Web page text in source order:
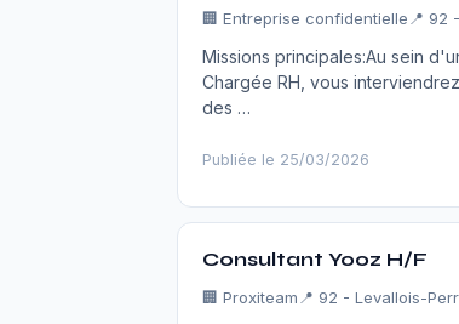
🏢 Entreprise confidentielle 📍 92
Missions principales:Au sein
Chargée RH, vous
des …
Publiée le 25/03/2026
Consultant Yooz H/F
🏢 Proxiteam 📍 92 - Levallois-